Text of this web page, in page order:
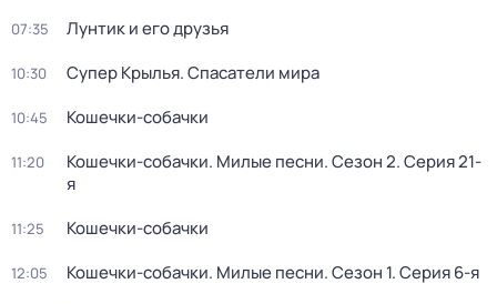
07:35 Лунтик и его друзья
10:30 Супер Крылья. Спасатели мира
10:45 Кошечки-собачки
11:20 Кошечки-собачки. Милые песни. Сезон 2. Серия 21-
я
11:25 Кошечки-собачки
12:05 Кошечки-собачки. Милые песни. Сезон 1. Серия 6-я